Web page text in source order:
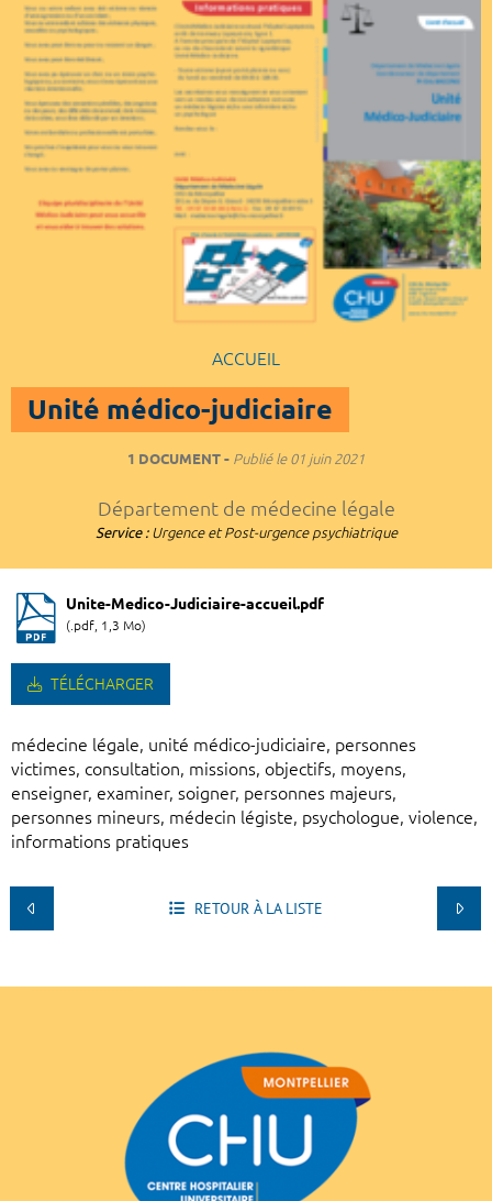
ACCUEIL
Unité médico-judiciaire
1 DOCUMENT Publié le01 juin 2021
Département de médecine légale
Service : Urgence et Post-urgence psychiatrique
Unite-Medico-Judiciaire-accueil.pdf
(.pdf, 1,3 Mo)
TÉLÉCHARGER
médecine légale, unité médico-judiciaire, personnes
victimes, consultation, missions, objectifs, moyens,
enseigner, examiner, soigner, personnes majeurs,
personnes mineurs, médecin légiste, psychologue, violence,
informations pratiques
RETOUR À LA LISTE